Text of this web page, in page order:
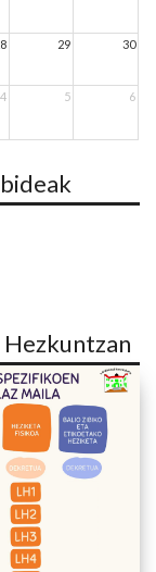
29 30
4 5 6
Hezkuntzan